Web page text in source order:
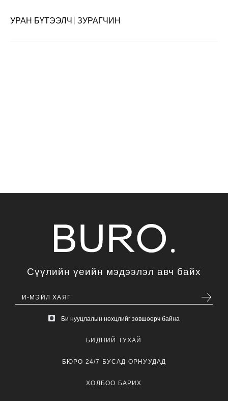
УРАН БҮТЭЭЛЧ ЗУРАГЧИН
Сүүлийн үеийн мэдээлэл авч байх
Би нууцлалын нөхцлийг зөвшөөрч байна
БИДНИЙ ТУХАЙ
БЮРО 24/7 БУСАД ОРНУУДАД
ХОЛБОО БАРИХ